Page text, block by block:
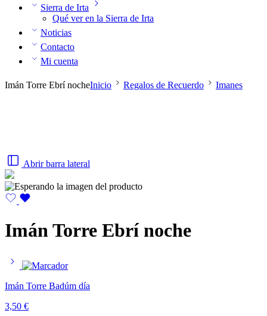
Sierra de Irta
Qué ver en la Sierra de Irta
Noticias
Contacto
Mi cuenta
Imán Torre Ebrí nocheInicio Regalos de Recuerdo Imanes
Abrir barra lateral
Imán Torre Ebrí noche
Imán Torre Badúm día
3,50 €